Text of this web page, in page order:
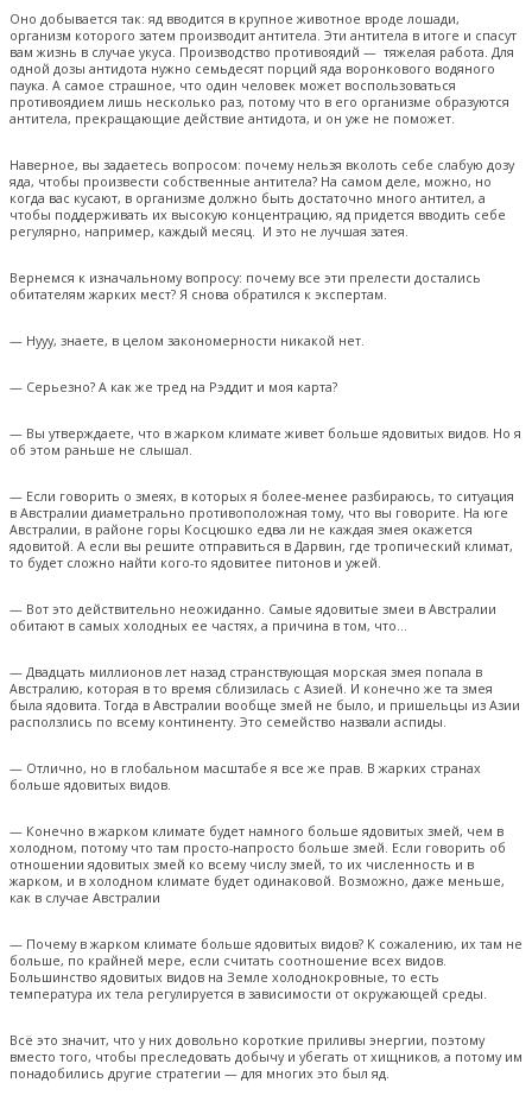
Оно добывается так: яд вводится в крупное животное вроде лошади,
организм которого затем производит антитела. Эти антитела в итоге и спасут
вам жизнь в случае укуса. Производство противоядий — тяжелая работа. Для
одной дозы антидота нужно семьдесят порций яда воронкового водяного
паука. А самое страшное, что один человек может воспользоваться
противоядием лишь несколько раз, потому что в его организме образуются
антитела, прекращающие действие антидота, и он уже не поможет.
Наверное, вы задаетесь вопросом: почему нельзя вколоть себе слабую дозу
яда, чтобы произвести собственные антитела? На самом деле, можно, но
когда вас кусают, в организме должно быть достаточно много антител, а
чтобы поддерживать их высокую концентрацию, яд придется вводить себе
регулярно, например, каждый месяц. И это не лучшая затея.
Вернемся к изначальному вопросу: почему все эти прелести достались
обитателям жарких мест? Я снова обратился к экспертам.
— Нууу, знаете, в целом закономерности никакой нет.
— Серьезно? А как же тред на Рэддит и моя карта?
— Вы утверждаете, что в жарком климате живет больше ядовитых видов. Но я
об этом раньше не слышал.
— Если говорить о змеях, в которых я более-менее разбираюсь, то ситуация
в Австралии диаметрально противоположная тому, что вы говорите. На юге
Австралии, в районе горы Косцюшко едва ли не каждая змея окажется
ядовитой. А если вы решите отправиться в Дарвин, где тропический климат,
то будет сложно найти кого-то ядовитее питонов и ужей.
— Вот это действительно неожиданно. Самые ядовитые змеи в Австралии
обитают в самых холодных ее частях, а причина в том, что…
— Двадцать миллионов лет назад странствующая морская змея попала в
Австралию, которая в то время сблизилась с Азией. И конечно же та змея
была ядовита. Тогда в Австралии вообще змей не было, и пришельцы из Азии
расползлись по всему континенту. Это семейство назвали аспиды.
— Отлично, но в глобальном масштабе я все же прав. В жарких странах
больше ядовитых видов.
— Конечно в жарком климате будет намного больше ядовитых змей, чем в
холодном, потому что там просто-напросто больше змей. Если говорить об
отношении ядовитых змей ко всему числу змей, то их численность и в
жарком, и в холодном климате будет одинаковой. Возможно, даже меньше,
как в случае Австралии
— Почему в жарком климате больше ядовитых видов? К сожалению, их там не
больше, по крайней мере, если считать соотношение всех видов.
Большинство ядовитых видов на Земле холоднокровные, то есть
температура их тела регулируется в зависимости от окружающей среды.
Всё это значит, что у них довольно короткие приливы энергии, поэтому
вместо того, чтобы преследовать добычу и убегать от хищников, а потомуим
понадобились другие стратегии — для многих это был яд.